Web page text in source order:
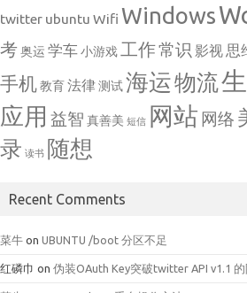
twitter ubuntu Wifi Windows
考奥运 学车小游戏 工作常识 影视 思
手机教育法律测试海运物流
应用 益智 真善美 短信 网站 网络
录 读书 随想
Recent Comments
菜牛 on UBUNTU /boot 分区不足
红磷巾 on 伪装OAuth Key突破twitter API v1.1 的